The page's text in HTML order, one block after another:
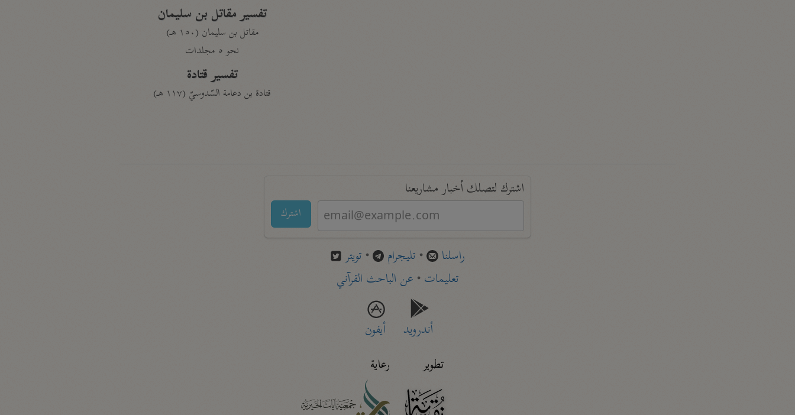
تفسير مقاتل بن سليمان
مقاتل بن سليمان (١٥٠ هـ)
نحو ٥ مجلدات
تفسير قتادة
قتادة بن دعامة السّدوسيّ (١١٧ هـ)
اشترك لتصلك أخبار مشاريعنا
اشترك
راسلنا • تليجرام • تويتر
تعليمات• عن الباحث القرآني
أندرويد
أيفون
تطوير
رعاية